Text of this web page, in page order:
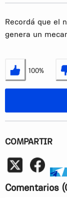
Recordá que el
genera un
Estoy
100%
COMPARTIR
Comentarios